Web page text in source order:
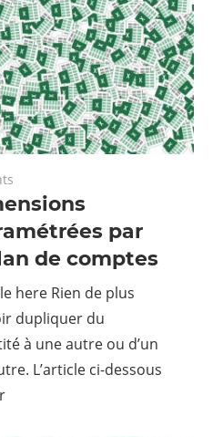
par
de comptes
here Rien de plus
dupliquer du
à une autre ou d’un
L’article ci-dessous